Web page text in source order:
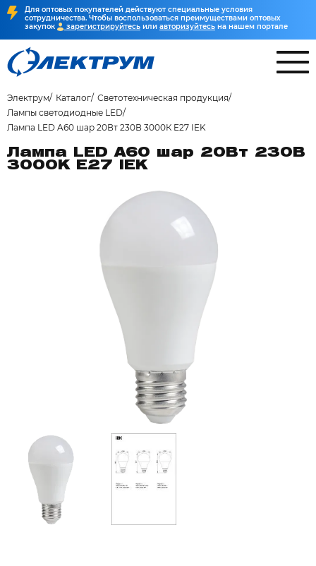
Для оптовых покупателей действуют специальные условия
сотрудничества. Чтобы воспользоваться преимуществами оптовых
закупок
зарегистрируйтесь или авторизуйтесь на нашем портале
Электрум Каталог Светотехническая продукция
Лампы светодиодные LED
Лампа LED A60 шар 20Вт 230В 3000К E27 IEK
Лампа LED A60 шар 20Вт 230В
3000К E27 IEK